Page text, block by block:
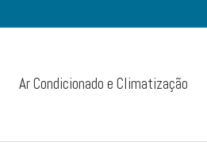
Ar Condicionado e Climatização